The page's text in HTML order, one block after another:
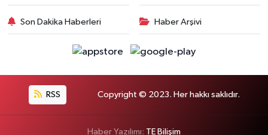
Son Dakika Haberleri Haber Arşivi
RSS Copyright © 2023. Her hakkı saklıdır.
Haber Yazılımı: TE Bilişim